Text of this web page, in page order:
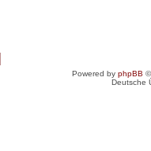
Powered by phpBB
Deutsche